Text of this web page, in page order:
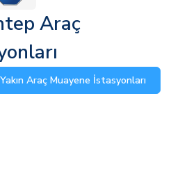
Araç
Araç Muayene İstasyonları